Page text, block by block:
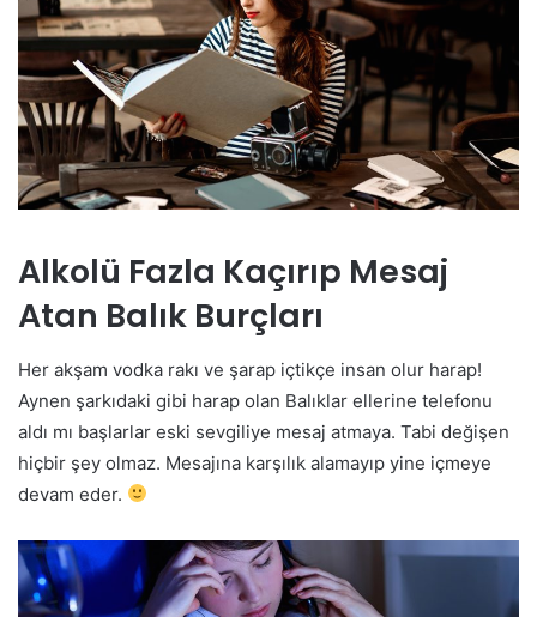
Alkolü Fazla Kaçırıp Mesaj
Atan Balık Burçları
Her akşam vodka rakı ve şarap içtikçe insan olur harap!
Aynen şarkıdaki gibi harap olan Balıklar ellerine telefonu
aldı mı başlarlar eski sevgiliye mesaj atmaya. Tabi değişen
hiçbir şey olmaz. Mesajına karşılık alamayıp yine içmeye
devam eder.